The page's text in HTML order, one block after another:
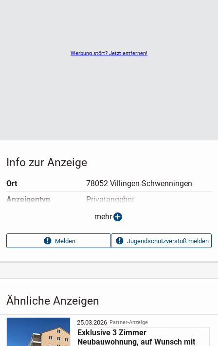
Werbung stört? Jetzt entfernen!
Ähnliche Anzeigen
25.03.2026 Partner-Anzeige
Exklusive 3 Zimmer
Neubauwohnung, auf Wunsch mit
Info zur Anzeige
Ort
78052 Villingen-Schwenningen
Anzeigen­typ
Privatangebot
14.04.2025
Anzeigen­kennung
4fe5ab96
Aufrufe dieser
13
mehr
Melden Jugendschutzverstoß melden